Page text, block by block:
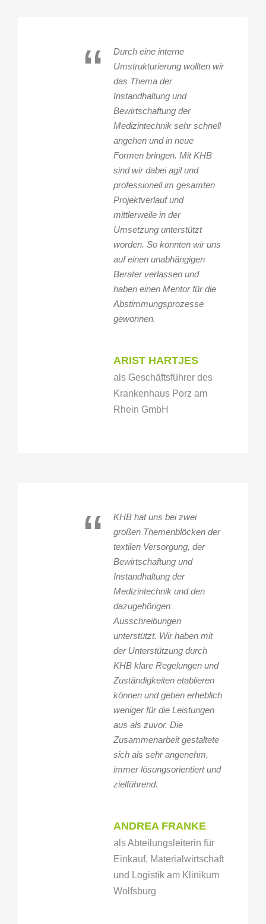
“
Durch eine interne
Umstrukturierung wollten wir
das Thema der
Instandhaltung und
Bewirtschaftung der
Medizintechnik sehr schnell
angehen und in neue
Formen bringen. Mit KHB
sind wir dabei agil und
professionell im gesamten
Projektverlauf und
mittlerweile in der
Umsetzung unterstützt
worden. So konnten wir uns
auf einen unabhängigen
Berater verlassen und
haben einen Mentor für die
Abstimmungsprozesse
gewonnen.
ARIST HARTJES
als Geschäftsführer des
Krankenhaus Porz am
Rhein GmbH
“
KHB hat uns bei zwei
großen Themenblöcken der
textilen Versorgung, der
Bewirtschaftung und
Instandhaltung der
Medizintechnik und den
dazugehörigen
Ausschreibungen
unterstützt. Wir haben mit
der Unterstützung durch
KHB klare Regelungen und
Zuständigkeiten etablieren
können und geben erheblich
weniger für die Leistungen
aus als zuvor. Die
Zusammenarbeit gestaltete
sich als sehr angenehm,
immer lösungsorientiert und
zielführend.
ANDREA FRANKE
als Abteilungsleiterin für
Einkauf, Materialwirtschaft
und Logistik am Klinikum
Wolfsburg